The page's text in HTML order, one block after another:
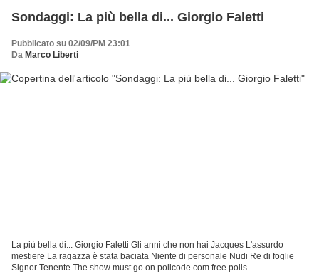
Sondaggi: La più bella di... Giorgio Faletti
Pubblicato su 02/09/PM 23:01
Da Marco Liberti
La più bella di... Giorgio Faletti Gli anni che non hai Jacques L'assurdo
mestiere La ragazza è stata baciata Niente di personale Nudi Re di foglie
Signor Tenente The show must go on pollcode.com free polls